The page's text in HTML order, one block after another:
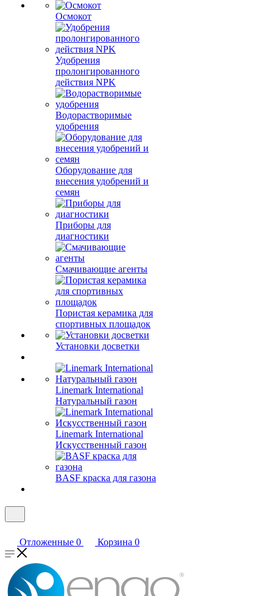
Осмокот
Удобрения
пролонгированного
действия NPK
Водорастворимые
удобрения
Оборудование для
внесения удобрений и
семян
Приборы для
диагностики
Смачивающие агенты
Пористая керамика для
спортивных площадок
Установки досветки
Linemark International
Натуральный газон
Linemark International
Искусственный газон
BASF краска для газона
Отложенные 0 Корзина 0